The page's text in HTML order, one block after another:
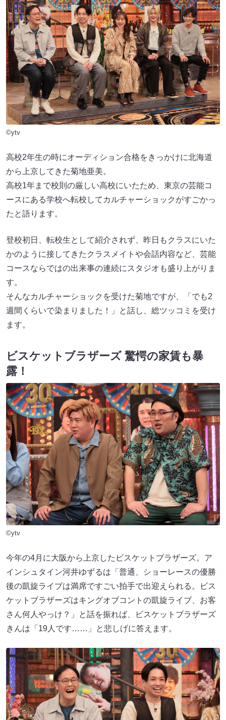
©ytv
高校2年生の時にオーディション合格をきっかけに北海道
から上京してきた菊地亜美。
高校1年まで校則の厳しい高校にいたため、東京の芸能コ
ースにある学校へ転校してカルチャーショックがすごかっ
たと語ります。
登校初日、転校生として紹介されず、昨日もクラスにいた
かのように接してきたクラスメイトや会話内容など、芸能
コースならではの出来事の連続にスタジオも盛り上がりま
す。
そんなカルチャーショックを受けた菊地ですが、「でも2
週間くらいで染まりました！」と話し、総ツッコミを受け
ます。
ビスケットブラザーズ 驚愕の家賃も暴
露！
©ytv
今年の4月に大阪から上京したビスケットブラザーズ。ア
インシュタイン河井ゆずるは「普通、ショーレースの優勝
後の凱旋ライブは満席ですごい拍手で出迎えられる。ビス
ケットブラザーズはキングオブコントの凱旋ライブ、お客
さん何人やっけ？」と話を振れば、ビスケットブラザーズ
きんは「19人です……」と悲しげに答えます。